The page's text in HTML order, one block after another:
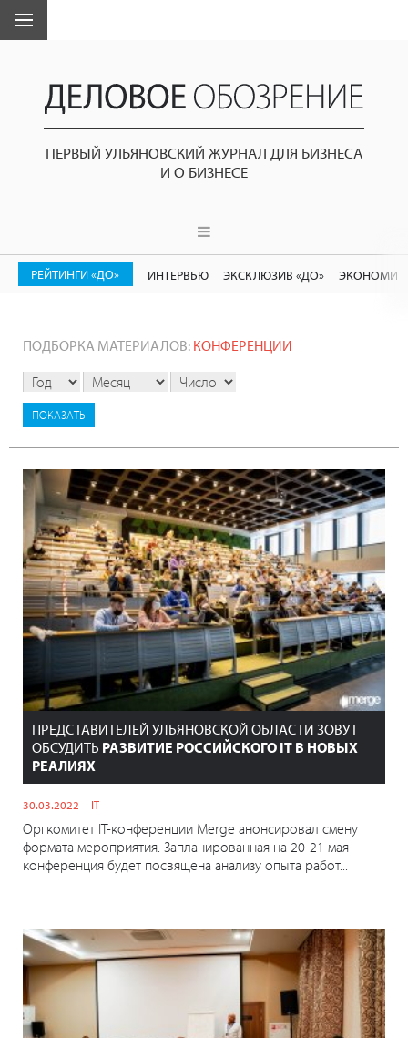
ПЕРВЫЙ УЛЬЯНОВСКИЙ ЖУРНАЛ ДЛЯ БИЗНЕСА
И О БИЗНЕСЕ
РЕЙТИНГИ «ДО» ИНТЕРВЬЮ ЭКСКЛЮЗИВ «ДО»
ПОДБОРКА МАТЕРИАЛОВ: КОНФЕРЕНЦИИ
ПРЕДСТАВИТЕЛЕЙ УЛЬЯНОВСКОЙ ОБЛАСТИ ЗОВУТ
ОБСУДИТЬ РАЗВИТИЕ РОССИЙСКОГО IT В НОВЫХ
РЕАЛИЯХ
30.03.2022 IT
Оргкомитет IT-конференции Merge анонсировал смену
формата мероприятия. Запланированная на 20-21 мая
конференция будет посвящена анализу опыта работ...